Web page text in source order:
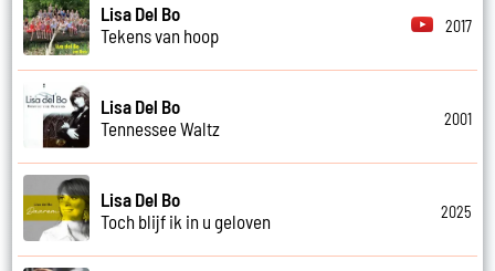
Lisa Del Bo
Tekens van hoop
2017
Lisa Del Bo
Tennessee Waltz
2001
Lisa Del Bo
Toch blijf ik in u geloven
2025